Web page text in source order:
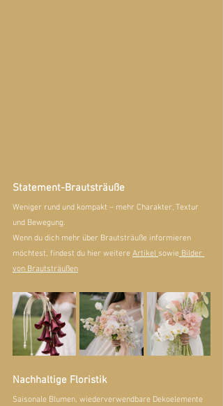
Statement-Brautsträuße
Weniger rund und kompakt – mehr Charakter, Textur
und Bewegung.
Wenn du dich mehr über Brautsträuße informieren
möchtest, findest du hier weitere Artikel sowie Bilder
von Brautsträußen
Nachhaltige Floristik
Saisonale Blumen, wiederverwendbare Dekoelemente